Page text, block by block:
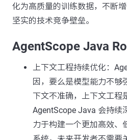
化为高质量的训练数据，不断
坚实的技术竞争壁垒。
AgentScope Java
上下文工程持续优化：
因，要么是模型能力不够
下文不准确，上下文工程
AgentScope Java 会持续
力于构建一个更加高效、